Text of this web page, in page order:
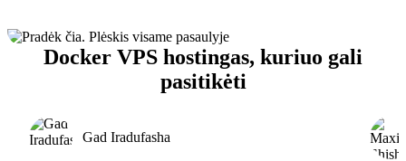
Docker VPS hostingas, kuriuo gali
pasitikėti
Gad Iradufasha